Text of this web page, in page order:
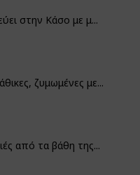
στην Κάσο με μ...
ζυμωμένες με...
από τα βάθη της...